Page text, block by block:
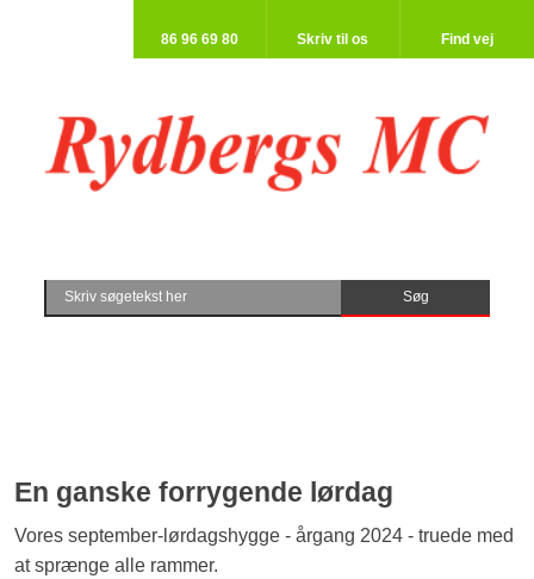
86 96 69 80​ Skriv til os​ Find vej​
​En ganske forrygende lørdag
Vores september-lørdagshygge - årgang 2024 - truede med
at sprænge alle rammer.